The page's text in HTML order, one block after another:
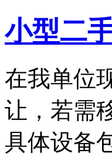
小型二
在我单位
让，若需
具体设备